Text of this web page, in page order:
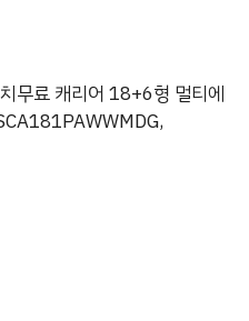
무료 캐리어 18+6형 멀티에